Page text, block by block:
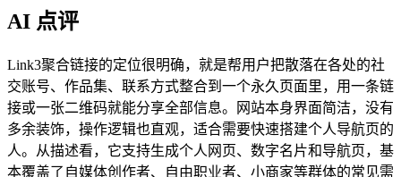
AI 点评
Link3聚合链接的定位很明确，就是帮用户把散落在各处的社
交账号、作品集、联系方式整合到一个永久页面里，用一条链
接或一张二维码就能分享全部信息。网站本身界面简洁，没有
多余装饰，操作逻辑也直观，适合需要快速搭建个人导航页的
人。从描述看，它支持生成个人网页、数字名片和导航页，基
本覆盖了自媒体创作者、自由职业者、小商家等群体的常见需